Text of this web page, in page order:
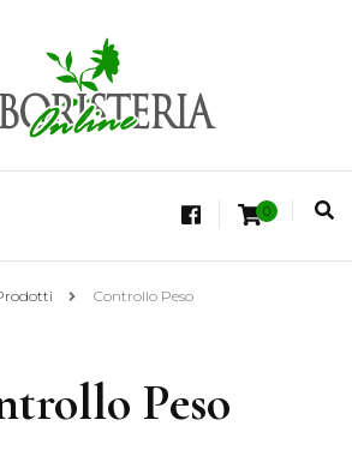
Shop
Tisane
e Spezie Officinali, Tisane Terapeutiche Esclusive,
0
Controllo Peso
Peso